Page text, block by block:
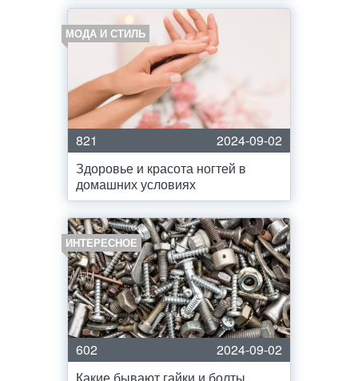
МОДА И СТИЛЬ
821
2024-09-02
Здоровье и красота ногтей в
домашних условиях
ИНТЕРЕСНОЕ
602
2024-09-02